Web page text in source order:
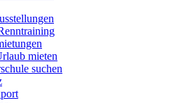
mieten
suchen